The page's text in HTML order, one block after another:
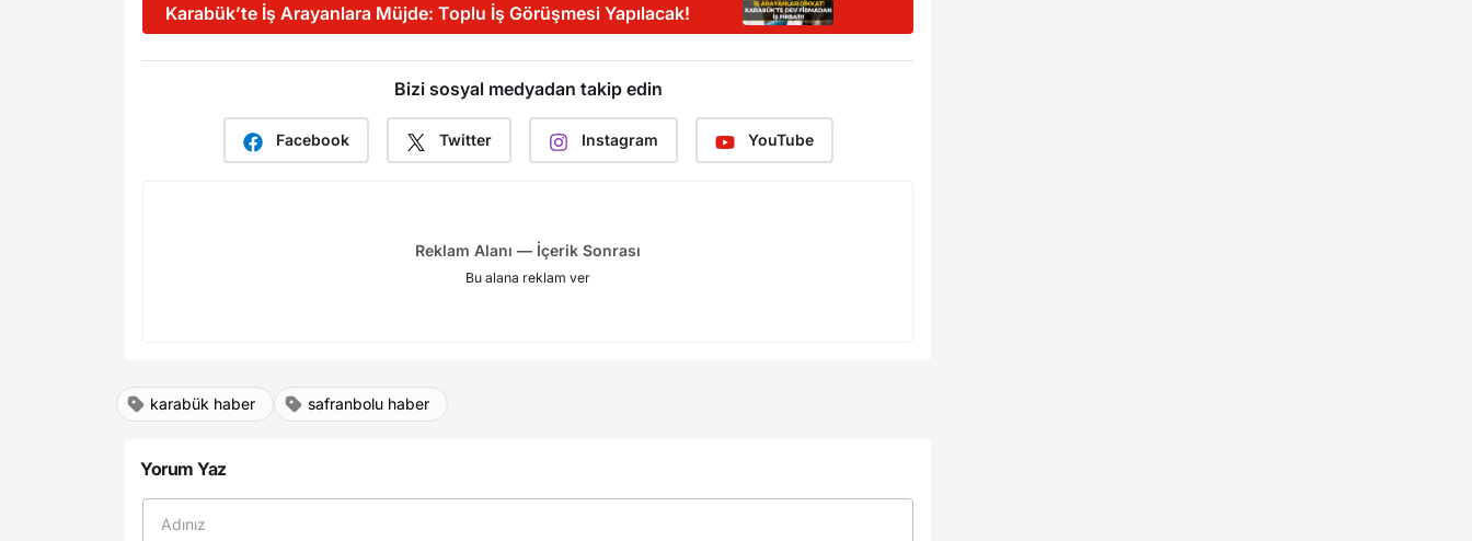
Karabük’te İş Arayanlara Müjde: Toplu İş Görüşmesi Yapılacak!
Bizi sosyal medyadan takip edin
Facebook Twitter Instagram YouTube
Reklam Alanı — İçerik Sonrası
Bu alana reklam ver
karabük haber safranbolu haber
Yorum Yaz